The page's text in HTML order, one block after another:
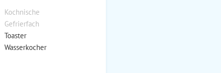
Kochnische
Gefrierfach
Toaster
Wasserkocher